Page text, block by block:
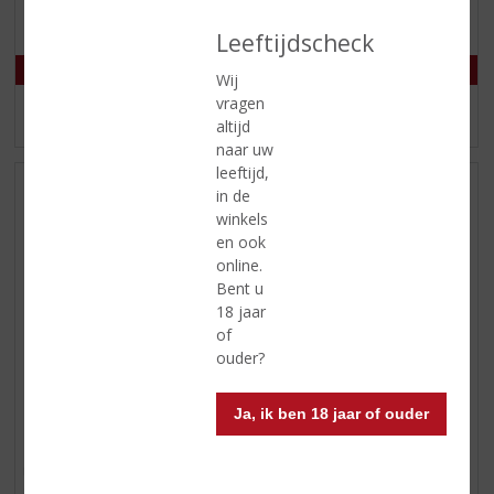
Leeftijdscheck
Wij
vragen
altijd
naar uw
leeftijd,
in de
winkels
en ook
online.
Bent u
18 jaar
of
ouder?
Ja, ik ben 18 jaar of ouder
70 CL
(
0